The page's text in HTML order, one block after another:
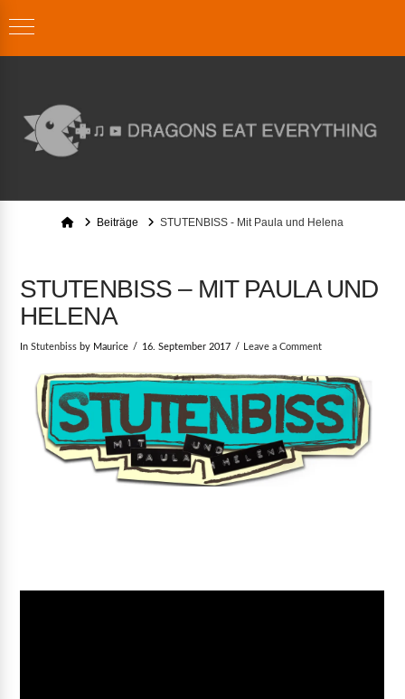
HomeBeiträge STUTENBISS - Mit Paula und Helena
STUTENBISS – MIT PAULA UND
HELENA
InStutenbiss by Maurice 16. September 2017 Leave a Comment